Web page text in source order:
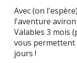
Avec (on
l'aventure aviron
Valables 3 mois
vous permettent
jours !